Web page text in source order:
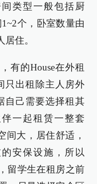
类型一般包括厨
个，卧室数量由
住。
有的House在外租
只出租除主人房外
自己需要选择租其
一起租赁一整套
间大，居住舒适，
安保设施，所以
留学生在租房之前